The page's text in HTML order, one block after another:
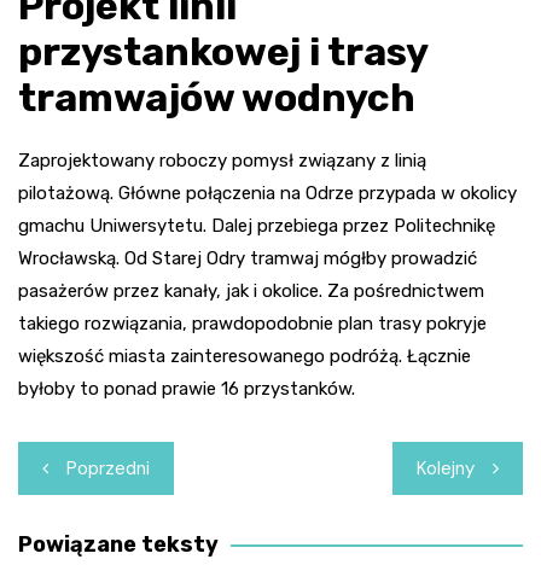
przystankowej i trasy
tramwajów wodnych
Zaprojektowany roboczy pomysł związany z linią
pilotażową. Główne połączenia na Odrze przypada w okolicy
gmachu Uniwersytetu. Dalej przebiega przez Politechnikę
Wrocławską. Od Starej Odry tramwaj mógłby prowadzić
pasażerów przez kanały, jak i okolice. Za pośrednictwem
takiego rozwiązania, prawdopodobnie plan trasy pokryje
większość miasta zainteresowanego podróżą. Łącznie
byłoby to ponad prawie 16 przystanków.
Nawigacja
wpisu
Poprzedni Kolejny
Powiązane teksty